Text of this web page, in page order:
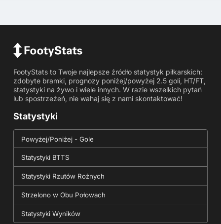
FootyStats to Twoje najlepsze źródło statystyk piłkarskich:
zdobyte bramki, prognozy poniżej/powyżej 2.5 goli, HT/FT,
statystyki na żywo i wiele innych. W razie wszelkich pytań
lub spostrzeżeń, nie wahaj się z nami skontaktować!
Statystyki
Powyżej/Poniżej - Gole
Statystyki BTTS
Statystyki Rzutów Rożnych
Strzelono w Obu Połowach
Statystyki Wyników